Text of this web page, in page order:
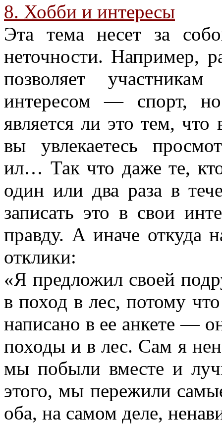
8. Хобби и интересы
Эта тема несет за
неточности. Например,
позволяет
интересом — спорт, но
является ли это тем,
вы увлекаетесь
ил… Так что даже те, кто
один или два раза в
записать это в свои
правду. А иначе откуда
отклики:
«Я предложил своей
в поход в лес, потому
написано в ее анкете —
походы и в лес. Сам я
мы побыли вместе и
этого, мы пережили
оба, на самом деле,